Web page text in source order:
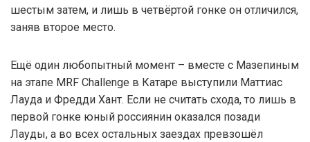
шестым затем, и лишь в четвёртой гонке он отличился,
заняв второе место.
Ещё один любопытный момент – вместе с Мазепиным
на этапе MRF Challenge в Катаре выступили Маттиас
Лауда и Фредди Хант. Если не считать схода, то лишь в
первой гонке юный россиянин оказался позади
Лауды, а во всех остальных заездах превзошёл